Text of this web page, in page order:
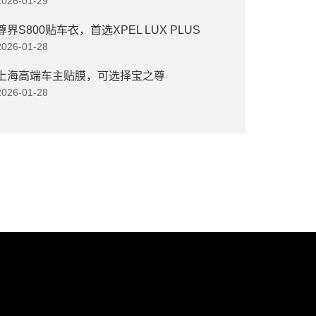
界S800贴车衣，首选XPEL LUX PLUS
01-28
海高端车主贴膜，可选择宝之尊
01-28